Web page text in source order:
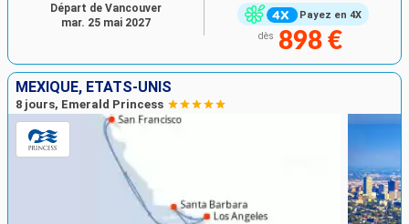
Payez en 4X
dès 898 €
Départ de Vancouver
mar. 25 mai 2027
MEXIQUE, ÉTATS-UNIS
8 jours, Emerald Princess